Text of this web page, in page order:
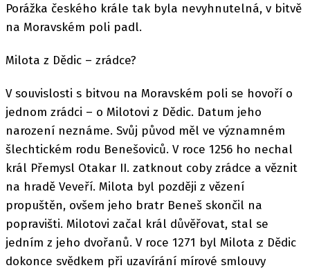
Porážka českého krále tak byla nevyhnutelná, v bitvě
na Moravském poli padl.
Milota z Dědic – zrádce?
V souvislosti s bitvou na Moravském poli se hovoří o
jednom zrádci – o Milotovi z Dědic. Datum jeho
narození neznáme. Svůj původ měl ve významném
šlechtickém rodu Benešoviců. V roce 1256 ho nechal
král Přemysl Otakar II. zatknout coby zrádce a věznit
na hradě Veveří. Milota byl později z vězení
propuštěn, ovšem jeho bratr Beneš skončil na
popravišti. Milotovi začal král důvěřovat, stal se
jedním z jeho dvořanů. V roce 1271 byl Milota z Dědic
dokonce svědkem při uzavírání mírové smlouvy